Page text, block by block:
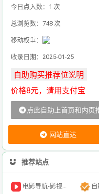
今日点入数：1 次
总浏览数：748 次
移动权重：
收录日期：2025-01-25
价格8元，请用支付宝
点此自助上首页和内页
网站直达
推荐站点
电影导航-影视导航-电影搜索-影视搜索-电影站收录 自助广